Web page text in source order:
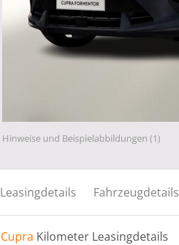
Hinweise und Beispielabbildungen (1)
Leasingdetails Fahrzeugdetails
Cupra Kilometer Leasingdetails